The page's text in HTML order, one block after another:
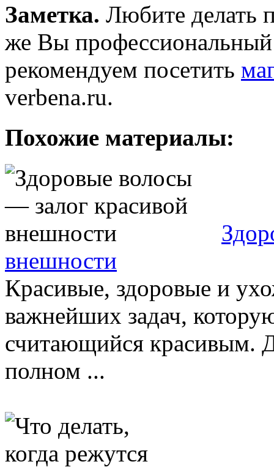
Заметка. Любите делать
же Вы профессиональный
рекомендуем посетить
verbena.ru.
Похожие материалы:
внешности
Красивые, здоровые и
важнейших задач,
считающийся красивым.
полном ...